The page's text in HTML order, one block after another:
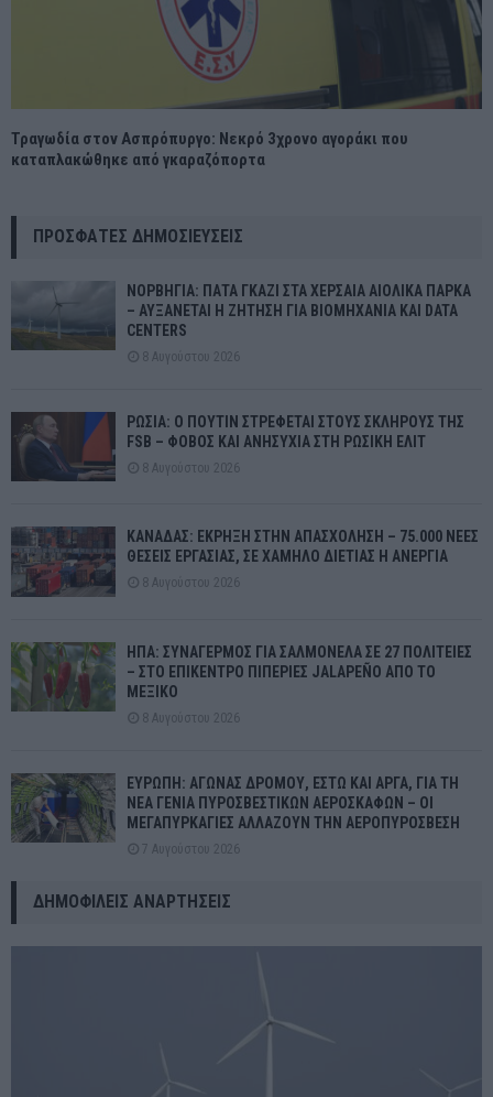
Τραγωδία στον Ασπρόπυργο: Νεκρό 3χρονο αγοράκι που
καταπλακώθηκε από γκαραζόπορτα
ΠΡΌΣΦΑΤΕΣ ΔΗΜΟΣΙΕΎΣΕΙΣ
ΝΟΡΒΗΓΙΑ: ΠΑΤΑ ΓΚΑΖΙ ΣΤΑ ΧΕΡΣΑΙΑ ΑΙΟΛΙΚΑ ΠΑΡΚΑ
– ΑΥΞΑΝΕΤΑΙ Η ΖΗΤΗΣΗ ΓΙΑ ΒΙΟΜΗΧΑΝΙΑ ΚΑΙ DATA
CENTERS
8 Αυγούστου 2026
ΡΩΣΙΑ: Ο ΠΟΥΤΙΝ ΣΤΡΕΦΕΤΑΙ ΣΤΟΥΣ ΣΚΛΗΡΟΥΣ ΤΗΣ
FSB – ΦΟΒΟΣ ΚΑΙ ΑΝΗΣΥΧΙΑ ΣΤΗ ΡΩΣΙΚΗ ΕΛΙΤ
8 Αυγούστου 2026
ΚΑΝΑΔΑΣ: ΕΚΡΗΞΗ ΣΤΗΝ ΑΠΑΣΧΟΛΗΣΗ – 75.000 ΝΕΕΣ
ΘΕΣΕΙΣ ΕΡΓΑΣΙΑΣ, ΣΕ ΧΑΜΗΛΟ ΔΙΕΤΙΑΣ Η ΑΝΕΡΓΙΑ
8 Αυγούστου 2026
ΗΠΑ: ΣΥΝΑΓΕΡΜΟΣ ΓΙΑ ΣΑΛΜΟΝΕΛΑ ΣΕ 27 ΠΟΛΙΤΕΙΕΣ
– ΣΤΟ ΕΠΙΚΕΝΤΡΟ ΠΙΠΕΡΙΕΣ JALAPEÑO ΑΠΟ ΤΟ
ΜΕΞΙΚΟ
8 Αυγούστου 2026
ΕΥΡΩΠΗ: ΑΓΩΝΑΣ ΔΡΟΜΟΥ, ΕΣΤΩ ΚΑΙ ΑΡΓΑ, ΓΙΑ ΤΗ
ΝΕΑ ΓΕΝΙΑ ΠΥΡΟΣΒΕΣΤΙΚΩΝ ΑΕΡΟΣΚΑΦΩΝ – ΟΙ
ΜΕΓΑΠΥΡΚΑΓΙΕΣ ΑΛΛΑΖΟΥΝ ΤΗΝ ΑΕΡΟΠΥΡΟΣΒΕΣΗ
7 Αυγούστου 2026
ΔΗΜΟΦΙΛΕΊΣ ΑΝΑΡΤΉΣΕΙΣ